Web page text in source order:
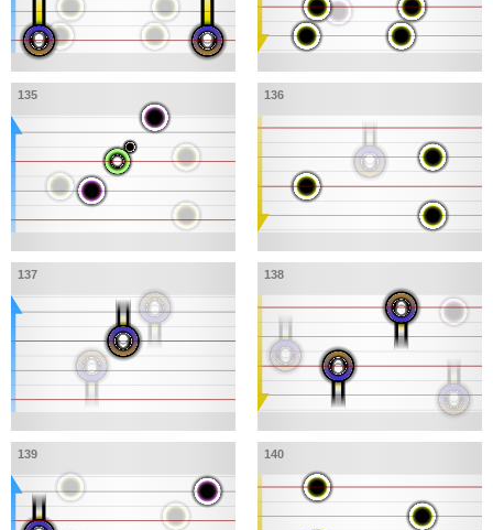
135 136
137 138
139 140